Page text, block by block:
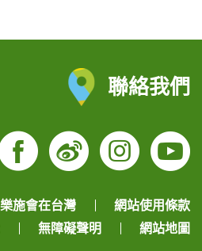
聯絡我們
Facebook
Weibo
樂施會在台灣
網站使用條款
無障礙聲明 網站地圖